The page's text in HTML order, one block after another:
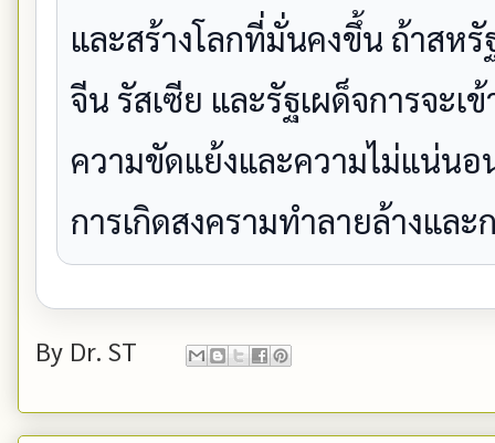
และสร้างโลกที่มั่นคงขึ้น ถ้าสห
จีน รัสเซีย และรัฐเผด็จการจะ
ความขัดแย้งและความไม่แน่นอ
การเกิดสงครามทำลายล้างแล
By Dr. ST